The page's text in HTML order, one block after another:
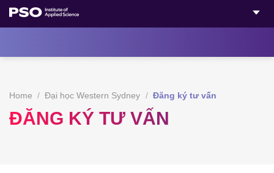
Bỏ
qua
nội
ĐĂNG KÝ TƯ VẤN
Home / Đại học Western Sydney / Đăng ký tư vấn